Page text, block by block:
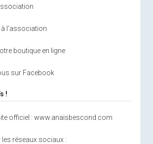
à l'association
boutique en ligne
sur Facebook
!
officiel : www.anaisbescond.com
les réseaux sociaux :